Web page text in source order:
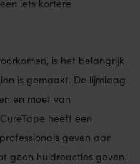
iets kortere
is het belangrijk
is gemaakt. De lijmlaag
en moet van
heeft een
geven aan
geen huidreacties geven.